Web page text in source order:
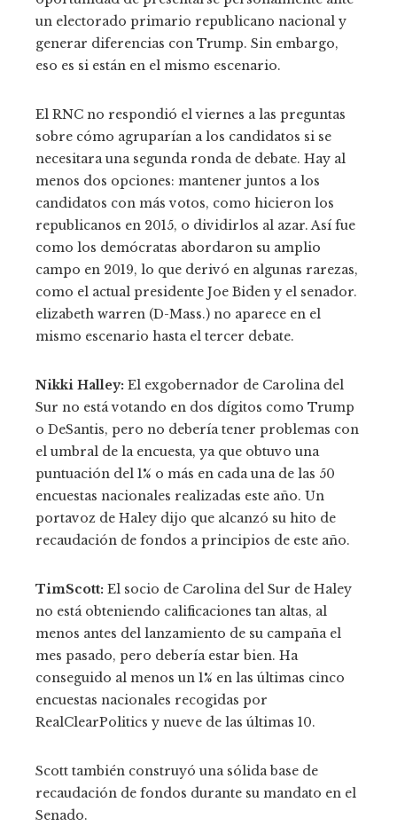
un electorado primario republicano nacional y
generar diferencias con Trump. Sin embargo,
eso es si están en el mismo escenario.
El RNC no respondió el viernes a las preguntas
sobre cómo agruparían a los candidatos si se
necesitara una segunda ronda de debate. Hay al
menos dos opciones: mantener juntos a los
candidatos con más votos, como hicieron los
republicanos en 2015, o dividirlos al azar. Así fue
como los demócratas abordaron su amplio
campo en 2019, lo que derivó en algunas rarezas,
como el actual presidente Joe Biden y el senador.
elizabeth warren (D-Mass.) no aparece en el
mismo escenario hasta el tercer debate.
Nikki Halley: El exgobernador de Carolina del
Sur no está votando en dos dígitos como Trump
o DeSantis, pero no debería tener problemas con
el umbral de la encuesta, ya que obtuvo una
puntuación del 1% o más en cada una de las 50
encuestas nacionales realizadas este año. Un
portavoz de Haley dijo que alcanzó su hito de
recaudación de fondos a principios de este año.
TimScott: El socio de Carolina del Sur de Haley
no está obteniendo calificaciones tan altas, al
menos antes del lanzamiento de su campaña el
mes pasado, pero debería estar bien. Ha
conseguido al menos un 1% en las últimas cinco
encuestas nacionales recogidas por
RealClearPolitics y nueve de las últimas 10.
Scott también construyó una sólida base de
recaudación de fondos durante su mandato en el
Senado.